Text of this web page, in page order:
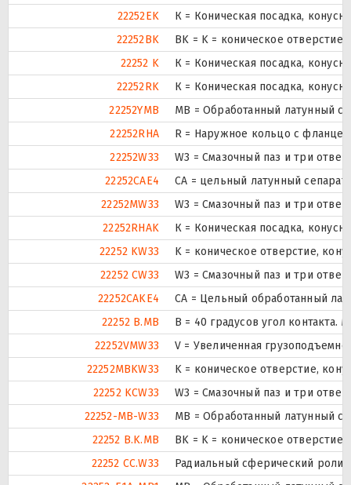
22252EK
К = Коническая посадка,
22252BK
BK = K = коническое
22252 K
К = Коническая посадка,
22252RK
К = Коническая посадка,
22252YMB
MB = Обработанный латунный
22252RHA
R = Наружное кольцо с
22252W33
W3 = Смазочный паз и три
22252CAE4
CA = цельный латунный
22252MW33
W3 = Смазочный паз и три
22252RHAK
К = Коническая посадка,
22252 KW33
K = коническое отверстие,
22252 CW33
W3 = Смазочный паз и три
22252CAKE4
CA = Цельный обработанный
22252 B.MB
B = 40 градусов угол контакта.
22252VMW33
V = Увеличенная
22252MBKW33
K = коническое отверстие,
22252 KCW33
W3 = Смазочный паз и три
22252-MB-W33
MB = Обработанный латунный
22252 B.K.MB
BK = K = коническое
22252 CC.W33
Радиальный сферический